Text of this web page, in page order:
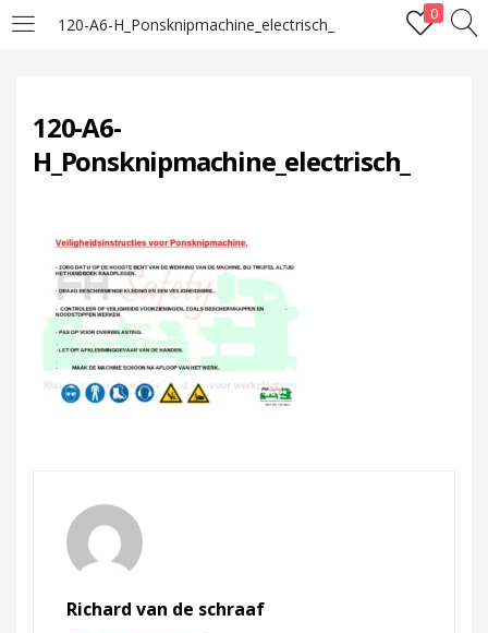
120-A6-H_Ponsknipmachine_electrisch_
0
LOGIN
Enter your username and password to login.
Remember me
120-A6-
H_Ponsknipmachine_electrisch_
Richard van de schraaf